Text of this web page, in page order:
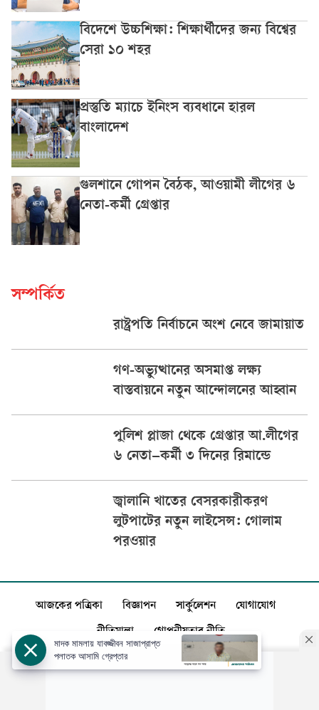
বিদেশে উচ্চশিক্ষা: শিক্ষার্থীদের জন্য বিশ্বের
সেরা ১০ শহর
প্রস্তুতি ম্যাচে ইনিংস ব্যবধানে হারল
বাংলাদেশ
গুলশানে গোপন বৈঠক, আওয়ামী লীগের ৬
নেতা-কর্মী গ্রেপ্তার
সম্পর্কিত
রাষ্ট্রপতি নির্বাচনে অংশ নেবে জামায়াত
গণ-অভ্যুত্থানের অসমাপ্ত লক্ষ্য
বাস্তবায়নে নতুন আন্দোলনের আহ্বান
পুলিশ প্লাজা থেকে গ্রেপ্তার আ.লীগের
৬ নেতা–কর্মী ৩ দিনের রিমান্ডে
জ্বালানি খাতের বেসরকারীকরণ
লুটপাটের নতুন লাইসেন্স: গোলাম
পরওয়ার
আজকের পত্রিকা বিজ্ঞাপন সার্কুলেশন যোগাযোগ
নীতিমালা গোপনীয়তার নীতি
মাদক মামলায় যাবজ্জীবন সাজাপ্রাপ্ত
পলাতক আসামি গ্রেপ্তার